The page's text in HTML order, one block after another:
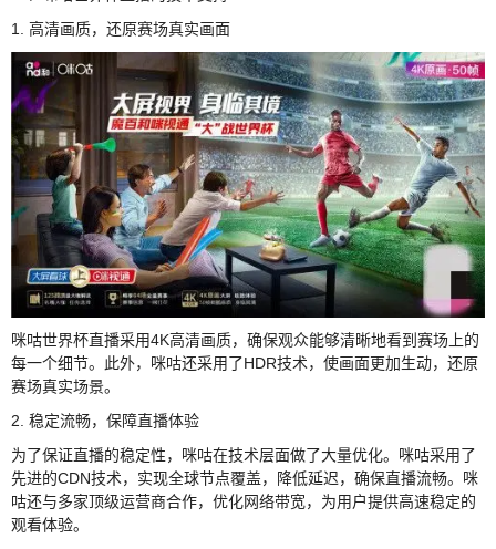
1. 高清画质，还原赛场真实画面
咪咕世界杯直播采用4K高清画质，确保观众能够清晰地看到赛场上的
每一个细节。此外，咪咕还采用了HDR技术，使画面更加生动，还原
赛场真实场景。
2. 稳定流畅，保障直播体验
为了保证直播的稳定性，咪咕在技术层面做了大量优化。咪咕采用了
先进的CDN技术，实现全球节点覆盖，降低延迟，确保直播流畅。咪
咕还与多家顶级运营商合作，优化网络带宽，为用户提供高速稳定的
观看体验。